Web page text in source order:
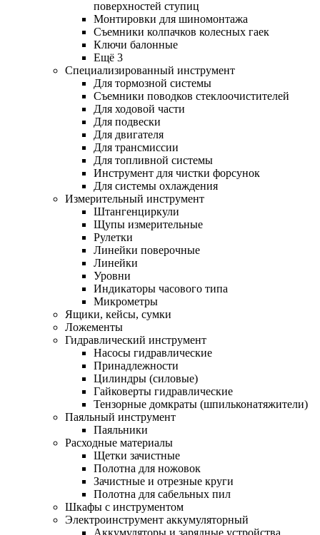
поверхностей ступиц
Монтировки для шиномонтажа
Съемники колпачков колесных гаек
Ключи балонные
Ещё 3
Специализированный инструмент
Для тормозной системы
Съемники поводков стеклоочистителей
Для ходовой части
Для подвески
Для двигателя
Для трансмиссии
Для топливной системы
Инструмент для чистки форсунок
Для системы охлаждения
Измерительный инструмент
Штангенциркули
Щупы измерительные
Рулетки
Линейки поверочные
Линейки
Уровни
Индикаторы часового типа
Микрометры
Ящики, кейсы, сумки
Ложементы
Гидравлический инструмент
Насосы гидравлические
Принадлежности
Цилиндры (силовые)
Гайковерты гидравлические
Тензорные домкраты (шпильконатяжители)
Паяльный инструмент
Паяльники
Расходные материалы
Щетки зачистные
Полотна для ножовок
Зачистные и отрезные круги
Полотна для сабельных пил
Шкафы с инструментом
Электроинструмент аккумуляторный